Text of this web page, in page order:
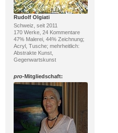
Rudolf Olgiati
Schweiz, seit 2011
170 Werke, 24 Kommentare
47% Malerei, 44% Zeichnung;
Acryl, Tusche; mehrheitlich:
Abstrakte Kunst,
Gegenwartskunst
pro-Mitgliedschaft: